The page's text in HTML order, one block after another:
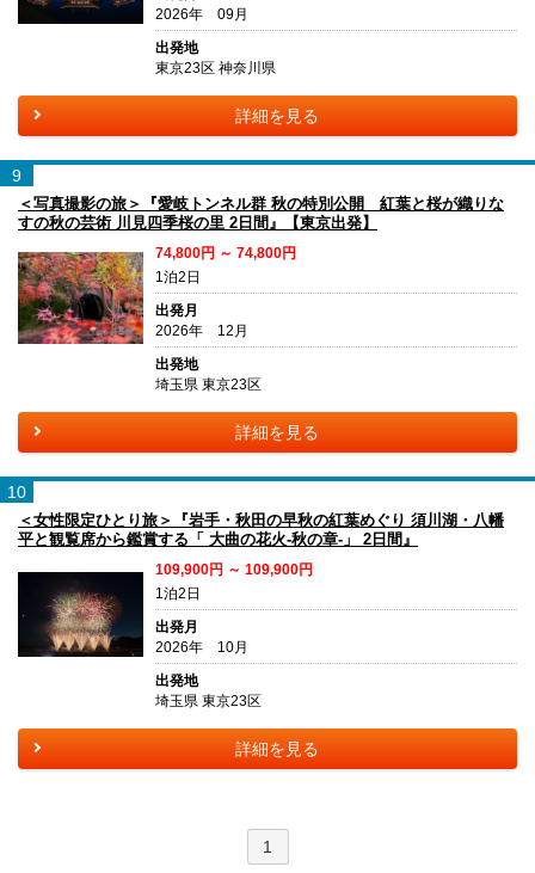
2026年 09月
出発地
東京23区 神奈川県
詳細を見る
9
＜写真撮影の旅＞『愛岐トンネル群 秋の特別公開 紅葉と桜が織りな
すの秋の芸術 川見四季桜の里 2日間』【東京出発】
74,800円 ～ 74,800円
1泊2日
出発月
2026年 12月
出発地
埼玉県 東京23区
詳細を見る
10
＜女性限定ひとり旅＞『岩手・秋田の早秋の紅葉めぐり 須川湖・八幡
平と観覧席から鑑賞する「 大曲の花火-秋の章-」 2日間』
109,900円 ～ 109,900円
1泊2日
出発月
2026年 10月
出発地
埼玉県 東京23区
詳細を見る
1